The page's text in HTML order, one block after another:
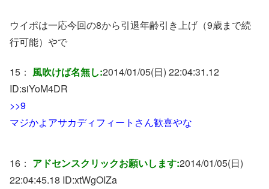
ウイポは一応今回の8から引退年齢引き上げ（9歳まで続
行可能）やで
15： 風吹けば名無し:2014/01/05(日) 22:04:31.12
ID:siYoM4DR
>>9
マジかよアサカディフィートさん歓喜やな
16： アドセンスクリックお願いします:2014/01/05(日)
22:04:45.18 ID:xtWgOIZa